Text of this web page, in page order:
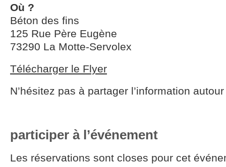
Où ?
Béton des fins
125 Rue Père Eugène
73290 La Motte-Servolex
Télécharger le Flyer
N’hésitez pas à partager l’information
participer à l’événement
Les réservations sont closes pour cet